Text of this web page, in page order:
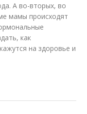
А во-вторых, во
мамы происходят
как
на здоровье и